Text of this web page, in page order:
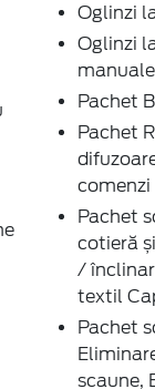
Oglinzi
Oglinzi
Pachet
Pachet
Pachet
cotieră
/
textil
Pachet
scaune,